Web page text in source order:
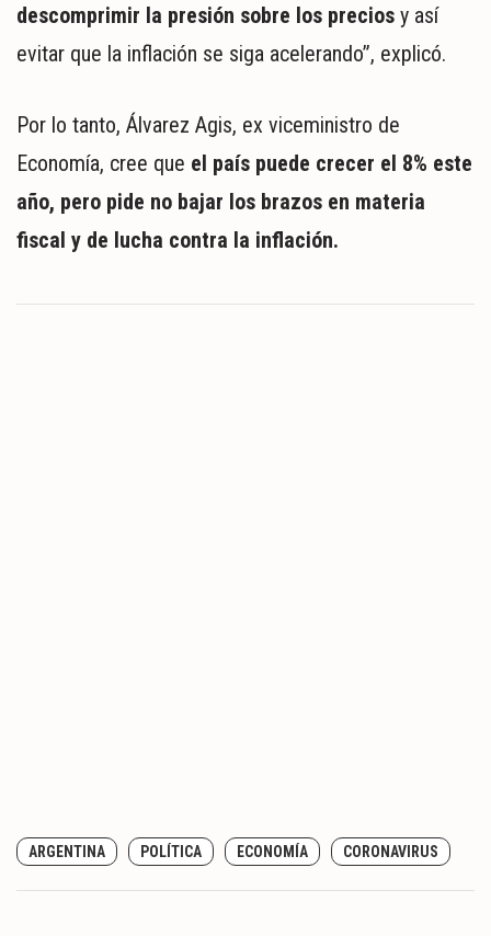
descomprimir la presión sobre los precios y así
evitar que la inflación se siga acelerando”, explicó.
Por lo tanto, Álvarez Agis, ex viceministro de
Economía, cree que el país puede crecer el 8% este
año, pero pide no bajar los brazos en materia
fiscal y de lucha contra la inflación.
ARGENTINA POLÍTICA ECONOMÍA CORONAVIRUS